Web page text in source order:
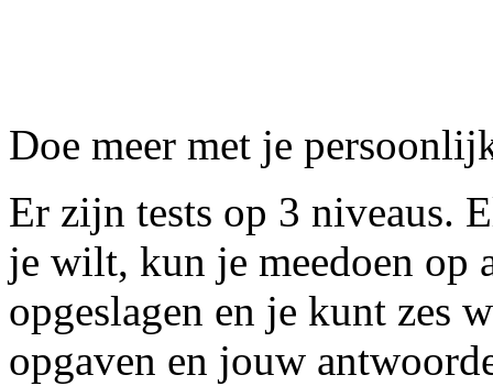
Doe meer met je
Er zijn tests op 3 niveaus.
je wilt, kun je meedoen op
opgeslagen en je kunt zes
opgaven en jouw